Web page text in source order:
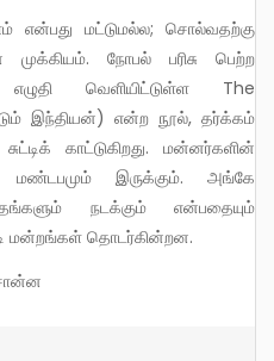
நோபல் பரிசு பெற்ற
வெளியிட்டுள்ள The
இந்தியன்) என்ற நூல், தர்க்கம்
காட்டுகிறது. மன்னர்களின்
இருக்கும். அங்கே
நடக்கும் என்பதையும்
மன்றங்கள் தொடர்கின்றன.